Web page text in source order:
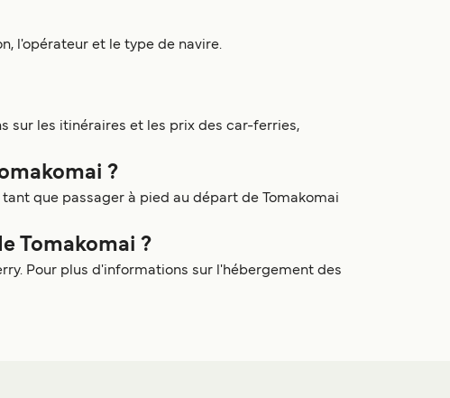
l'opérateur et le type de navire.
sur les itinéraires et les prix des car-ferries,
?
que passager à pied au départ de Tomakomai
Tomakomai ?
Pour plus d'informations sur l'hébergement des